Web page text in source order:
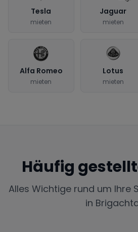
Tesla
mieten
Jaguar
mieten
Alfa Romeo
mieten
Lotus
mieten
Häufig
Alles Wichtige rund um Ihre
in